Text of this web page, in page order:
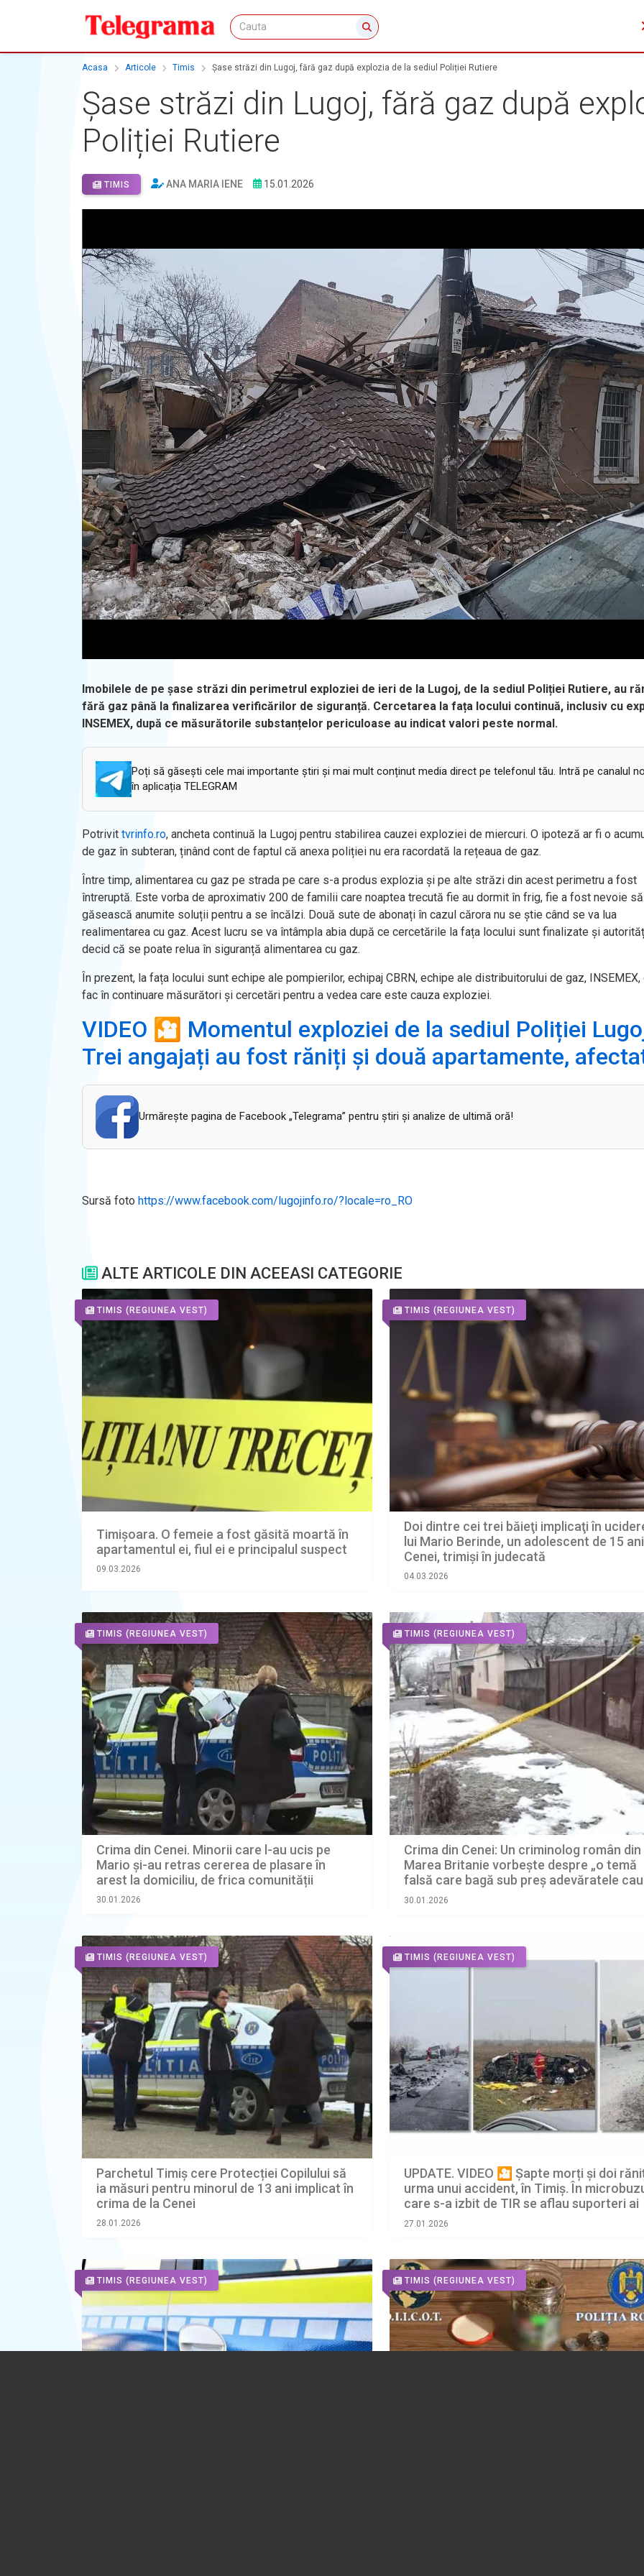
Acasa Articole Timis Șase străzi din Lugoj, fără gaz după explozia de la sediul Poliției Rutiere
Șase străzi din Lugoj, fără gaz după
Poliției Rutiere
TIMIS ANA MARIA IENE 15.01.2026
Imobilele de pe șase străzi din perimetrul exploziei de ieri de la Lugoj, de la sediul Poliției Rutiere, au
fără gaz până la finalizarea verificărilor de siguranță. Cercetarea la fața locului continuă, inclusiv cu
INSEMEX, după ce măsurătorile substanțelor periculoase au indicat valori peste normal.
Poți să găsești cele mai importante știri și mai mult conținut media direct pe telefonul tău. Intră pe canalul
în aplicația TELEGRAM
Potrivit tvrinfo.ro, ancheta continuă la Lugoj pentru stabilirea cauzei exploziei de miercuri. O ipoteză ar fi o
de gaz în subteran, ținând cont de faptul că anexa poliției nu era racordată la rețeaua de gaz.
Între timp, alimentarea cu gaz pe strada pe care s-a produs explozia și pe alte străzi din acest perimetru a fost
întreruptă. Este vorba de aproximativ 200 de familii care noaptea trecută fie au dormit în frig, fie a fost nevoie să
găsească anumite soluții pentru a se încălzi. Două sute de abonați în cazul cărora nu se știe când se va lua
realimentarea cu gaz. Acest lucru se va întâmpla abia după ce cercetările la fața locului sunt finalizate și
decid că se poate relua în siguranță alimentarea cu gaz.
În prezent, la fața locului sunt echipe ale pompierilor, echipaj CBRN, echipe ale distribuitorului de gaz, INSEMEX,
fac în continuare măsurători și cercetări pentru a vedea care este cauza exploziei.
VIDEO 🎦 Momentul exploziei de la sediul Poliției
Trei angajați au fost răniți și două apartamente,
Urmăreşte pagina de Facebook „Telegrama” pentru ştiri şi analize de ultimă oră!
Sursă foto https://www.facebook.com/lugojinfo.ro/?locale=ro_RO
ALTE ARTICOLE DIN ACEEASI CATEGORIE
TIMIS (REGIUNEA VEST)
Timișoara. O femeie a fost găsită moartă în
apartamentul ei, fiul ei e principalul suspect
09.03.2026
TIMIS (REGIUNEA VEST)
Doi dintre cei trei băieţi implicaţi în
lui Mario Berinde, un adolescent de 15
Cenei, trimişi în judecată
04.03.2026
TIMIS (REGIUNEA VEST)
Crima din Cenei. Minorii care l-au ucis pe
Mario și-au retras cererea de plasare în
arest la domiciliu, de frica comunității
30.01.2026
TIMIS (REGIUNEA VEST)
Crima din Cenei: Un criminolog român din
Marea Britanie vorbește despre „o temă
falsă care bagă sub preș adevăratele
ale violenței”
30.01.2026
TIMIS (REGIUNEA VEST)
Parchetul Timiș cere Protecției Copilului să
ia măsuri pentru minorul de 13 ani implicat în
crima de la Cenei
28.01.2026
TIMIS (REGIUNEA VEST)
UPDATE. VIDEO 🎦 Șapte morți și doi
urma unui accident, în Timiș. În
care s-a izbit de TIR se aflau suporteri ai
PAOK Salonic, echipa antrenată de
27.01.2026
TIMIS (REGIUNEA VEST) TIMIS (REGIUNEA VEST)